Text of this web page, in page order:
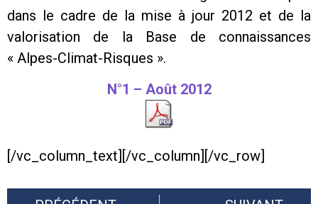
dans le cadre de la mise à jour 2012 et de la
valorisation de la Base de connaissances
« Alpes-Climat-Risques ».
N°1 – Août 2012
[/vc_column_text][/vc_column][/vc_row]